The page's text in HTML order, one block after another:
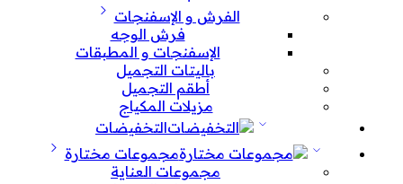
الفرش و الإسفنجات
فرش الوجه
الإسفنجات و المطبقات
باليتات التجميل
أطقم التجميل
مزيلات المكياج
التخفيضات
مجموعات مختارة
مجموعات العناية